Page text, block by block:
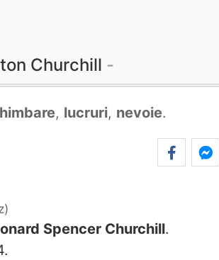
Churchill
, lucruri, nevoie.
Spencer Churchill.